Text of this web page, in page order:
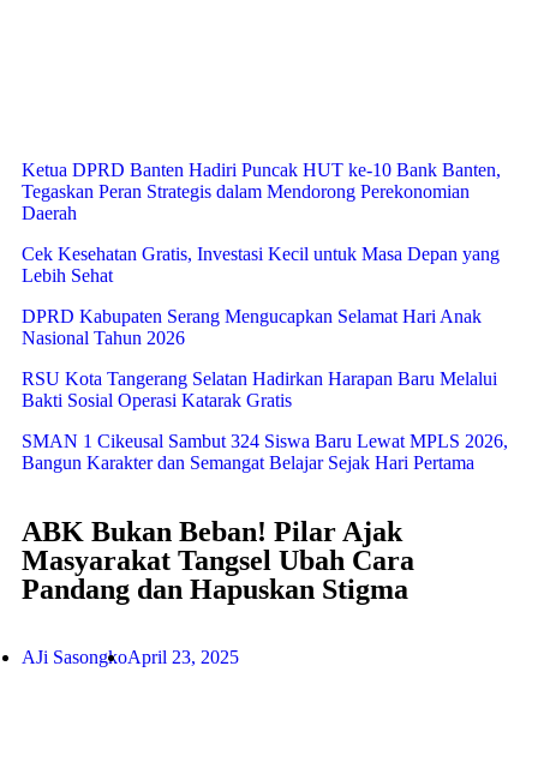
Ketua DPRD Banten Hadiri Puncak HUT ke-10 Bank Banten,
Tegaskan Peran Strategis dalam Mendorong Perekonomian
Daerah
Cek Kesehatan Gratis, Investasi Kecil untuk Masa Depan yang
Lebih Sehat
DPRD Kabupaten Serang Mengucapkan Selamat Hari Anak
Nasional Tahun 2026
RSU Kota Tangerang Selatan Hadirkan Harapan Baru Melalui
Bakti Sosial Operasi Katarak Gratis
SMAN 1 Cikeusal Sambut 324 Siswa Baru Lewat MPLS 2026,
Bangun Karakter dan Semangat Belajar Sejak Hari Pertama
ABK Bukan Beban! Pilar Ajak
Masyarakat Tangsel Ubah Cara
Pandang dan Hapuskan Stigma
AJi SasongkoApril 23, 2025